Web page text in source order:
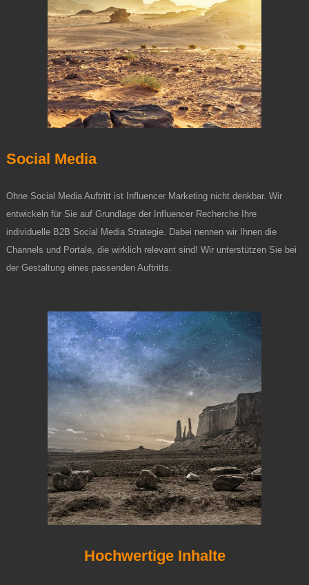
Social Media
Ohne Social Media Auftritt ist Influencer Marketing nicht denkbar. Wir
entwickeln für Sie auf Grundlage der Influencer Recherche Ihre
individuelle B2B Social Media Strategie. Dabei nennen wir Ihnen die
Channels und Portale, die wirklich relevant sind! Wir unterstützen Sie bei
der Gestaltung eines passenden Auftritts.
Hochwertige Inhalte